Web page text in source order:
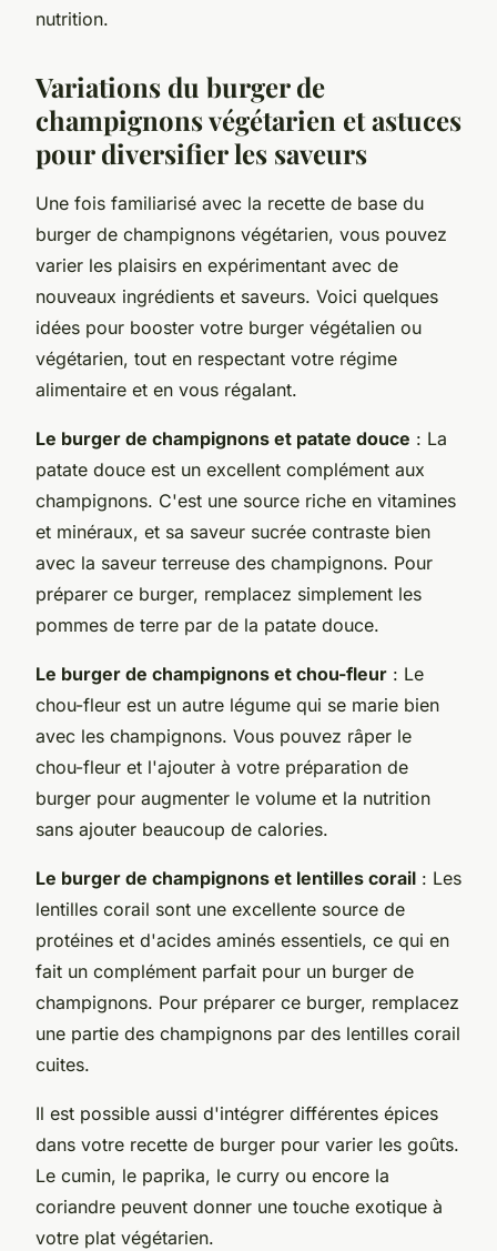
nutrition.
Variations du burger de
champignons végétarien et astuces
pour diversifier les saveurs
Une fois familiarisé avec la recette de base du
burger de champignons végétarien, vous pouvez
varier les plaisirs en expérimentant avec de
nouveaux ingrédients et saveurs. Voici quelques
idées pour booster votre burger végétalien ou
végétarien, tout en respectant votre régime
alimentaire et en vous régalant.
Le burger de champignons et patate douce : La
patate douce est un excellent complément aux
champignons. C'est une source riche en vitamines
et minéraux, et sa saveur sucrée contraste bien
avec la saveur terreuse des champignons. Pour
préparer ce burger, remplacez simplement les
pommes de terre par de la patate douce.
Le burger de champignons et chou-fleur : Le
chou-fleur est un autre légume qui se marie bien
avec les champignons. Vous pouvez râper le
chou-fleur et l'ajouter à votre préparation de
burger pour augmenter le volume et la nutrition
sans ajouter beaucoup de calories.
Le burger de champignons et lentilles corail : Les
lentilles corail sont une excellente source de
protéines et d'acides aminés essentiels, ce qui en
fait un complément parfait pour un burger de
champignons. Pour préparer ce burger, remplacez
une partie des champignons par des lentilles corail
cuites.
Il est possible aussi d'intégrer différentes épices
dans votre recette de burger pour varier les goûts.
Le cumin, le paprika, le curry ou encore la
coriandre peuvent donner une touche exotique à
votre plat végétarien.